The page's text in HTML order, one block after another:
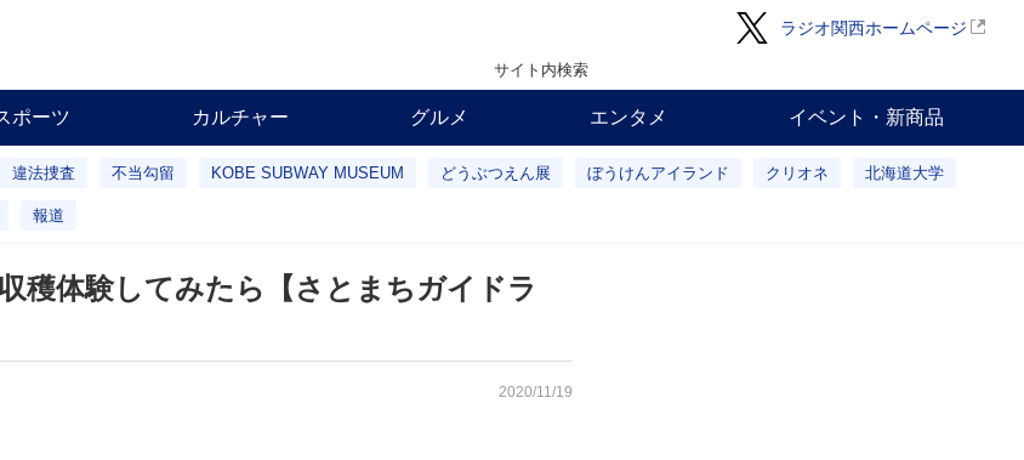
ラジオ関西ホームページ
サイト内検索
ポーツ カルチャー グルメ エンタメ イベント・新商品
違法捜査 不当勾留 KOBE SUBWAY MUSEUM どうぶつえん展 ぼうけんアイランド クリオネ 北海道大学
報道
穫体験してみたら【さとまちガイドラ
2020/11/19